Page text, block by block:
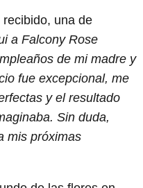
una de
a Falcony Rose
de mi madre y
fue excepcional, me
y el resultado
Sin duda,
mis próximas